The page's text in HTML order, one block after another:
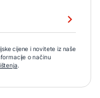
cijene i novitete iz naše
o načinu
.